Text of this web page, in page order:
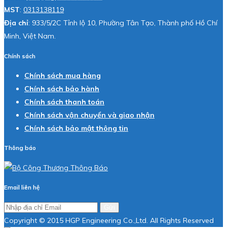
MST: 0313138119
Địa chỉ: 933/5/2C Tỉnh lộ 10, Phường Tân Tạo, Thành phố Hồ Chí
Minh, Việt Nam.
Chính sách
Chính sách mua hàng
Chính sách bảo hành
Chính sách thanh toán
Chính sách vận chuyển và giao nhận
Chính sách bảo mật thông tin
Thông báo
Email liên hệ
Copyright © 2015 HGP Engineering Co.,Ltd. All Rights Reserved